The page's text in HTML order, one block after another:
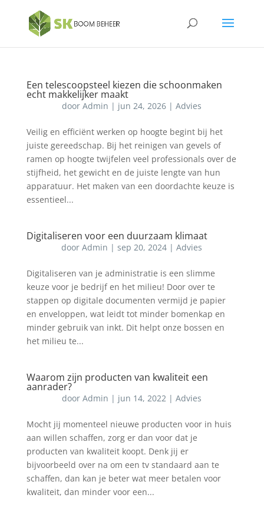
Een telescoopsteel kiezen die schoonmaken
echt makkelijker maakt
doorAdmin | jun 24, 2026 |Advies
Veilig en efficiënt werken op hoogte begint bij het
juiste gereedschap. Bij het reinigen van gevels of
ramen op hoogte twijfelen veel professionals over de
stijfheid, het gewicht en de juiste lengte van hun
apparatuur. Het maken van een doordachte keuze is
essentieel...
Digitaliseren voor een duurzaam klimaat
doorAdmin |sep 20, 2024 |Advies
Digitaliseren van je administratie is een slimme
keuze voor je bedrijf en het milieu! Door over te
stappen op digitale documenten vermijd je papier
en enveloppen, wat leidt tot minder bomenkap en
minder gebruik van inkt. Dit helpt onze bossen en
het milieu te...
Waarom zijn producten van kwaliteit een
aanrader?
doorAdmin | jun 14, 2022 |Advies
Mocht jij momenteel nieuwe producten voor in huis
aan willen schaffen, zorg er dan voor dat je
producten van kwaliteit koopt. Denk jij er
bijvoorbeeld over na om een tv standaard aan te
schaffen, dan kan je beter wat meer betalen voor
kwaliteit, dan minder voor een...